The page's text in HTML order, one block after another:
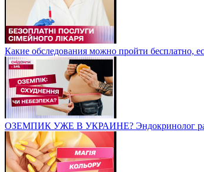
Какие обследования можно пройти бесплатно,
ОЗЕМПИК УЖЕ В УКРАИНЕ? Эндокринолог